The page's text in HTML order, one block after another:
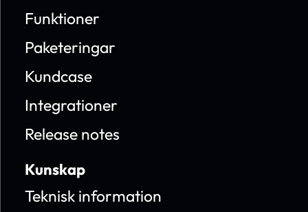
Funktioner
Paketeringar
Kundcase
Integrationer
Release notes
Kunskap
Teknisk information